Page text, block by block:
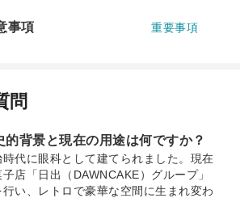
事項 重要事項
問
的背景と現在の用途は何ですか？
代に眼科として建てられました。現在
店「日出（DAWNCAKE）グループ」
い、レトロで豪華な空間に生まれ変わ